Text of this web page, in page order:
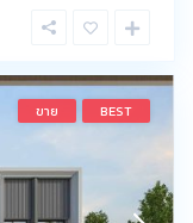
ขาย BEST